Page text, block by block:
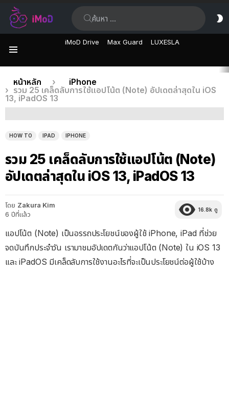
iMoD Drive Max Guard LUXESLA
เรื่อง
ล่าสุด
คุณอยู่ที่นี่:
หน้าหลัก
iPhone
รวม 25 เคล็ดลับการใช้แอปโน้ต (Note) อัปเดตล่าสุดใน iOS
13, iPadOS 13
HOW TO IPAD IPHONE
รวม 25 เคล็ดลับการใช้แอปโน้ต (Note)
อัปเดตล่าสุดใน iOS 13, iPadOS 13
โดย Zakura Kim
6 ปีที่แล้ว
16.8k ดู
แอปโน้ต (Note) เป็นอรรถประโยชน์ของผู้ใช้ iPhone, iPad ที่ช่วย
จดบันทึกประจำวัน เรามาชมอัปเดตกันว่าแอปโน้ต (Note) ใน iOS 13
และ iPadOS มีเคล็ดลับการใช้งานอะไรที่จะเป็นประโยชน์ต่อผู้ใช้บ้าง